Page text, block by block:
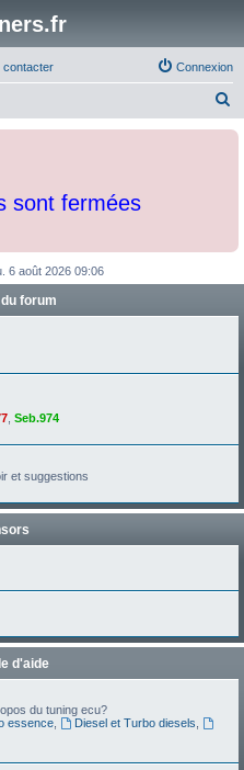
contacter Connexion
c
h
sont fermées
6 août 2026 09:06
forum
Seb.974
et suggestions
d'aide
du tuning ecu?
essence, Diesel et Turbo diesels